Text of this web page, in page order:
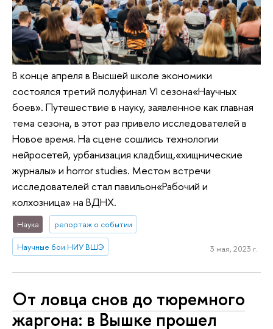
В конце апреля в Высшей школе экономики
состоялся третий полуфинал VI сезона«Научных
боев». Путешествие в науку, заявленное как главная
тема сезона, в этот раз привело исследователей в
Новое время. На сцене сошлись технологии
нейросетей, урбанизация кладбищ,«хищнические
журналы» и horror studies. Местом встречи
исследователей стал павильон«Рабочий и
колхозница» на ВДНХ.
Наука репортаж о событии
Научные бои НИУ ВШЭ 3 мая, 2023 г.
От ловца снов до тюремного
жаргона: в Вышке прошел